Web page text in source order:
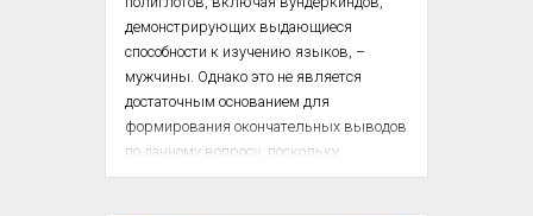
демонстрирующих выдающиеся
способности к изучению языков, –
мужчины. Однако это не является
достаточным основанием для
формирования окончательных выводов
по данному вопросу, поскольку
взаимосвязь между полом и талантом